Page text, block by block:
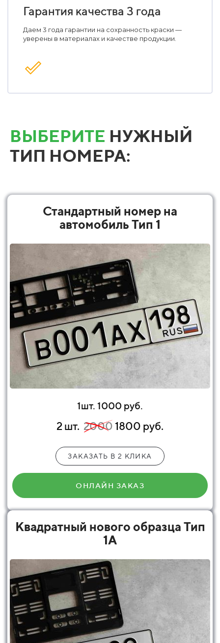
Гарантия качества 3 года
Даем 3 года гарантии на сохранность краски —
уверены в материалах и качестве продукции.
ВЫБЕРИТЕ НУЖНЫЙ
ТИП НОМЕРА:
Стандартный номер на
автомобиль Тип 1
1шт. 1000 руб.
2 шт. 20001800 руб.
ЗАКАЗАТЬ В 2 КЛИКА
ОНЛАЙН ЗАКАЗ
Квадратный нового образца Тип
1А